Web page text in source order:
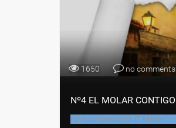
1650
no comments
Nº4 EL MOLAR CONTIGO
by Ayuntamiento El Molar